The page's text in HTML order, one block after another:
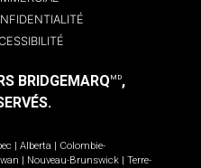
BRIDGEMARQ MD,
Alberta
Colombie-
Nouveau-Brunswick
Terre-